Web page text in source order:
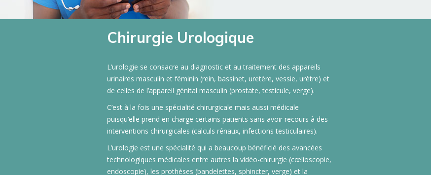
Chirurgie Urologique
L’urologie se consacre au diagnostic et au traitement des appareils
urinaires masculin et féminin (rein, bassinet, uretère, vessie, urètre) et
de celles de l’appareil génital masculin (prostate, testicule, verge).
C’est à la fois une spécialité chirurgicale mais aussi médicale
puisqu’elle prend en charge certains patients sans avoir recours à des
interventions chirurgicales (calculs rénaux, infections testiculaires).
L’urologie est une spécialité qui a beaucoup bénéficié des avancées
technologiques médicales entre autres la vidéo-chirurgie (cœlioscopie,
endoscopie), les prothèses (bandelettes, sphincter, verge) et la